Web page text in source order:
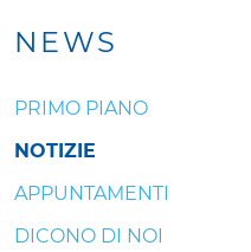
NEWS
PRIMO PIANO
NOTIZIE
APPUNTAMENTI
DICONO DI NOI